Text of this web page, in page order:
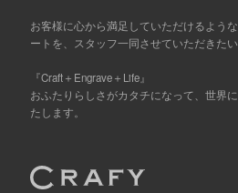
お客様に心から満足していただけるよう
ートを、スタッフ一同させていただきたい
『Craft＋Engrave＋Life』
おふたりらしさがカタチになって、世界
たします。